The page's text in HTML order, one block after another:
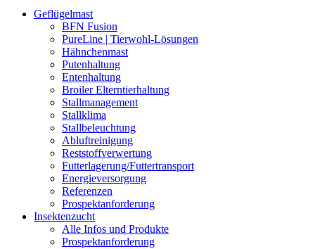
Geflügelmast
BFN Fusion
PureLine | Tierwohl-Lösungen
Hähnchenmast
Putenhaltung
Entenhaltung
Broiler Elterntierhaltung
Stallmanagement
Stallklima
Stallbeleuchtung
Abluftreinigung
Reststoffverwertung
Futterlagerung/Futtertransport
Energieversorgung
Referenzen
Prospektanforderung
Insektenzucht
Alle Infos und Produkte
Prospektanforderung